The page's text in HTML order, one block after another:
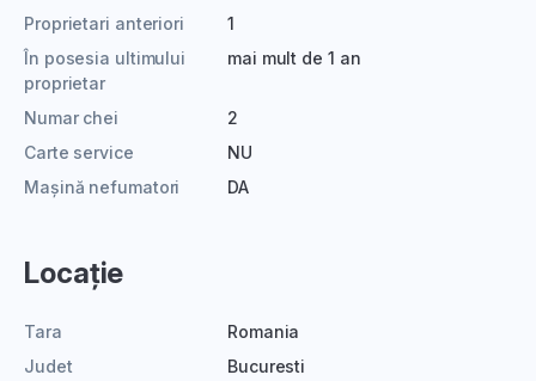
Proprietari anteriori
1
În posesia ultimului
proprietar
mai mult de 1 an
Numar chei
2
Carte service
NU
Mașină nefumatori
DA
Locație
Tara
Romania
Judet
Bucuresti